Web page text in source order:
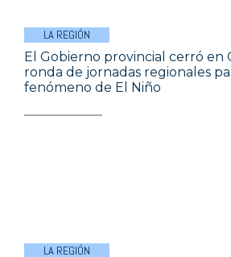
LA REGIÓN
El Gobierno provincial cerró en
ronda de jornadas regionales
fenómeno de El Niño
LA REGIÓN